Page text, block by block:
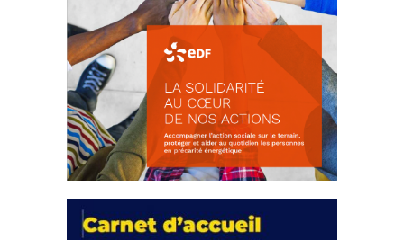
La solidarité au coeur de nos
actions